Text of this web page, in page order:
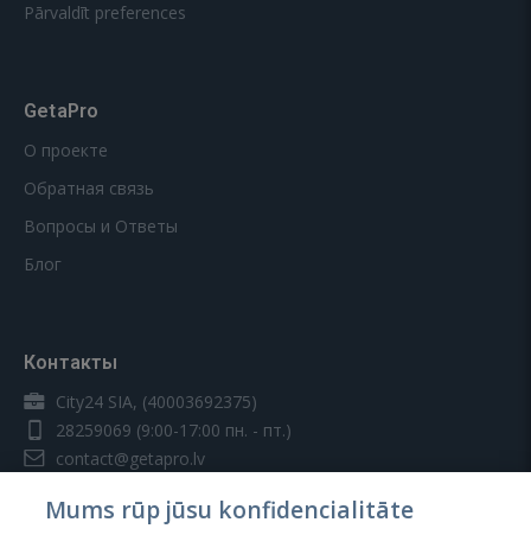
Pārvaldīt preferences
GetaPro
О проекте
Обратная связь
Вопросы и Ответы
Блог
Контакты
City24 SIA, (40003692375)
28259069 (9:00-17:00 пн. - пт.)
contact@getapro.lv
Mums rūp jūsu konfidencialitāte